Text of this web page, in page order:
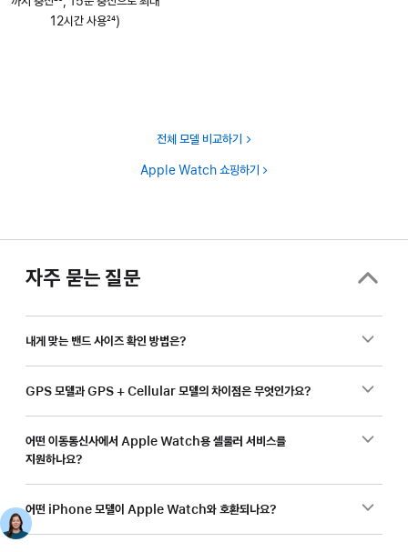
12시간 사용24)
전체 모델 비교하기
Apple Watch 쇼핑하기
자주 묻는 질문
내게 맞는 밴드 사이즈 확인 방법은?
GPS 모델과 GPS + Cellular 모델의 차이점은 무엇인가요?
어떤 이동통신사에서 Apple Watch용 셀룰러 서비스를
지원하나요?
어떤 iPhone 모델이 Apple Watch와 호환되나요?